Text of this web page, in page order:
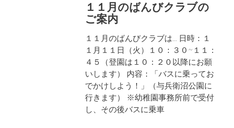
１１月のばんびクラブの
ご案内
１１月のばんびクラブは… 日時：１
１月１１日（火）１０：３０~１１：
４５（登園は１０：２０以降にお願
いします） 内容：「バスに乗ってお
でかけしよう！」（与兵衛沼公園に
行きます） ※幼稚園事務所前で受付
し、その後バスに乗車